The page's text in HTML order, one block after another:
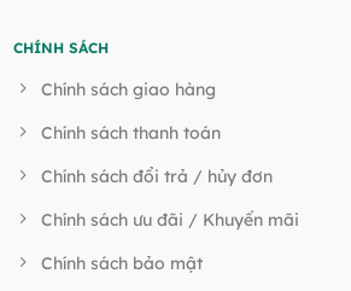
CHÍNH SÁCH
Chính sách giao hàng
Chính sách thanh toán
Chính sách đổi trả / hủy đơn
Chính sách ưu đãi / Khuyến mãi
Chính sách bảo mật